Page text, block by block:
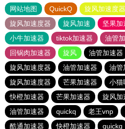
网站地图 QuickQ 旋风加速度器
旋风加速度器
旋风加速 坚果加
小牛加速器
tiktok加速器 油管
回锅肉加速器
旋风 油管加速器
旋风加速度器
油管加速器 油管
旋风加速度器
芒果加速器
小猫
快橙加速器
芒果加速器 旋风加
油管加速器
quickq 老王vnp
酷通加速器
快橙加速器 quickq